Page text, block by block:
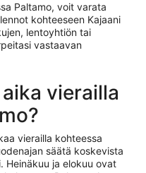
Paltamo, voit varata
kohteeseen Kajaani
lentoyhtiön tai
vastaavan
vierailla
vierailla kohteessa
säätä koskevista
Heinäkuu ja elokuu ovat